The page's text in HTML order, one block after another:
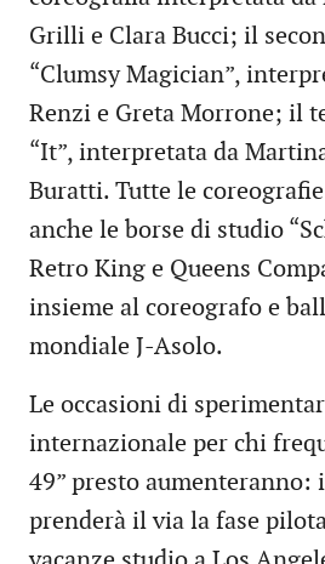
Grilli e Clara Bucci; il
“Clumsy Magician”,
Renzi e Greta Morrone; il
“It”, interpretata da
Buratti. Tutte le
anche le borse di studio
Retro King e Queens
insieme al coreografo e
mondiale J-Asolo.
Le occasioni di
internazionale per chi
49” presto
prenderà il via la fase